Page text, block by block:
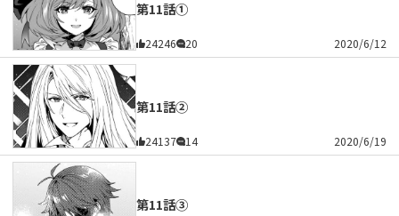
第11話①
24246 20 2020/6/12
第11話②
24137 14 2020/6/19
第11話③